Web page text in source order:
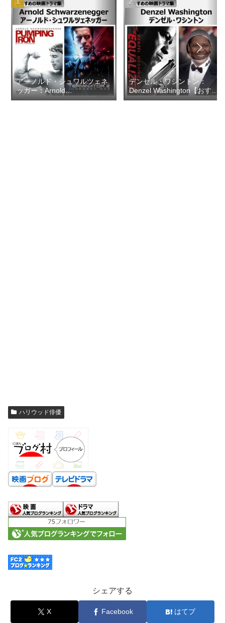
アーノルド・シュワルツェネ
ッガー：Arnold
Schwarzenegger【おすすめ
デンゼル・ワシントン：
Denzel Washington【おすす
めの映画ドラマ集】
ハリウッド俳優
シェアする
X Facebook はてブ